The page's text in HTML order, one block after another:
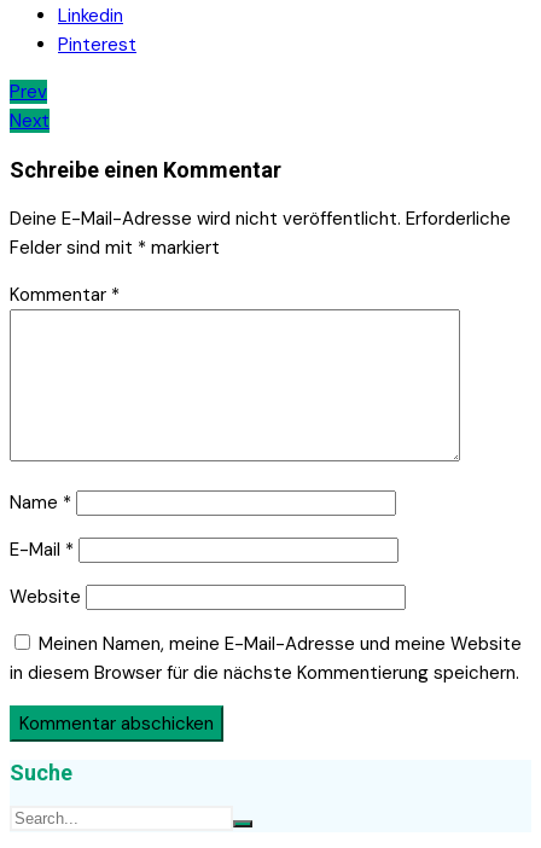
Linkedin
Pinterest
Beitrags-
Navigation
Prev
Next
Schreibe einen Kommentar
Deine E-Mail-Adresse wird nicht veröffentlicht. Erforderliche
Felder sind mit * markiert
Kommentar *
Name *
E-Mail *
Website
Meinen Namen, meine E-Mail-Adresse und meine Website
in diesem Browser für die nächste Kommentierung speichern.
Suche